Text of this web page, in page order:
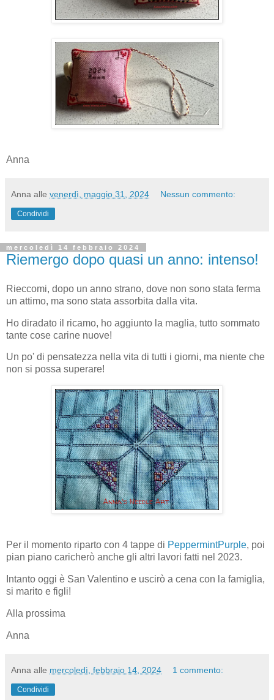
Anna
Anna alle venerdì, maggio 31, 2024 Nessun commento:
Condividi
mercoledì 14 febbraio 2024
Riemergo dopo quasi un anno: intenso!
Rieccomi, dopo un anno strano, dove non sono stata ferma
un attimo, ma sono stata assorbita dalla vita.
Ho diradato il ricamo, ho aggiunto la maglia, tutto sommato
tante cose carine nuove!
Un po' di pensatezza nella vita di tutti i giorni, ma niente che
non si possa superare!
Per il momento riparto con 4 tappe di PeppermintPurple, poi
pian piano caricherò anche gli altri lavori fatti nel 2023.
Intanto oggi è San Valentino e uscirò a cena con la famiglia,
si marito e figli!
Alla prossima
Anna
Anna alle mercoledì, febbraio 14, 2024 1 commento:
Condividi